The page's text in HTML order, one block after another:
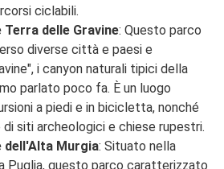
ciclabili.
Terra delle Gravine: Questo parco
diverse città e paesi e
i canyon naturali tipici della
parlato poco fa. È un luogo
a piedi e in bicicletta, nonché
siti archeologici e chiese rupestri.
dell'Alta Murgia: Situato nella
Puglia, questo parco caratterizzato